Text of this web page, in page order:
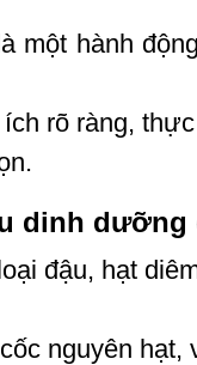
một hành
rõ ràng,
dinh dưỡng
đậu, hạt
nguyên hạt,